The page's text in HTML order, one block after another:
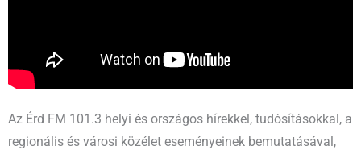
Az Érd FM 101.3 helyi és országos hírekkel, tudósításokkal, a
regionális és városi közélet eseményeinek bemutatásával,